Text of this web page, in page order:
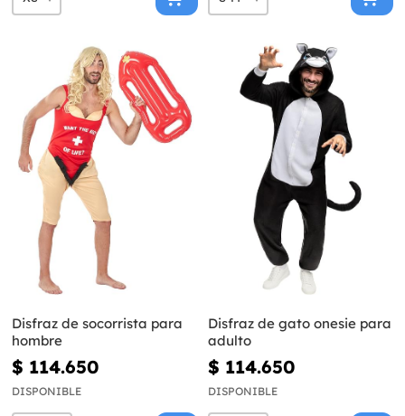
Disfraz de socorrista para
hombre
$ 114.650
DISPONIBLE
Disfraz de gato onesie para
adulto
$ 114.650
DISPONIBLE